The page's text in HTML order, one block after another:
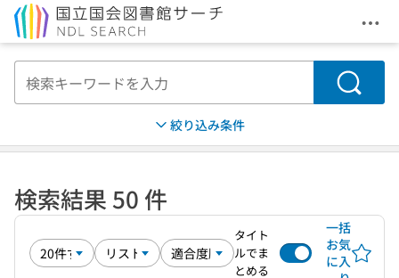
メ
検索
絞り込み条件
検索結果 50 件
タイト
ルでま
とめる
一括
お気
に入